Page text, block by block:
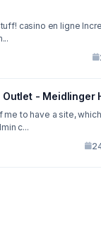
casino en ligne
- Meidlinger
a site, which is helpful for
c...